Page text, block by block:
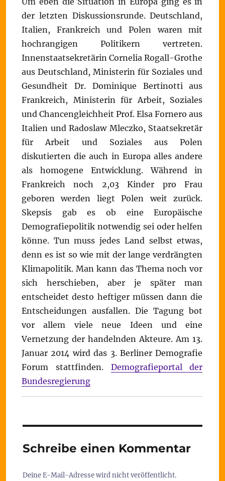
der letzten Diskussionsrunde. Deutschland,
Italien, Frankreich und Polen waren mit
hochrangigen Politikern vertreten.
Innenstaatsekretärin Cornelia Rogall-Grothe
aus Deutschland, Ministerin für Soziales und
Gesundheit Dr. Dominique Bertinotti aus
Frankreich, Ministerin für Arbeit, Soziales
und Chancengleichheit Prof. Elsa Fornero aus
Italien und Radoslaw Mleczko, Staatsekretär
für Arbeit und Soziales aus Polen
diskutierten die auch in Europa alles andere
als homogene Entwicklung. Während in
Frankreich noch 2,03 Kinder pro Frau
geboren werden liegt Polen weit zurück.
Skepsis gab es ob eine Europäische
Demografiepolitik notwendig sei oder helfen
könne. Tun muss jedes Land selbst etwas,
denn es ist so wie mit der lange verdrängten
Klimapolitik. Man kann das Thema noch vor
sich herschieben, aber je später man
entscheidet desto heftiger müssen dann die
Entscheidungen ausfallen. Die Tagung bot
vor allem viele neue Ideen und eine
Vernetzung der handelnden Akteure. Am 13.
Januar 2014 wird das 3. Berliner Demografie
Forum stattfinden. Demografieportal der
Bundesregierung
Schreibe einen Kommentar
Deine E-Mail-Adresse wird nicht veröffentlicht.